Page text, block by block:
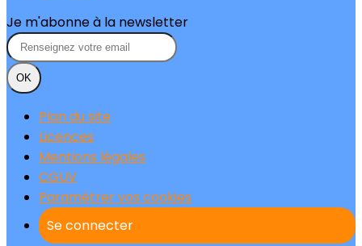
Je m'abonne à la newsletter
OK
Plan du site
Licences
Mentions légales
CGUV
Paramétrer vos cookies
Se connecter